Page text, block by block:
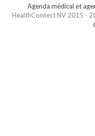
Agenda médical et
HealthConnect NV 2015 -